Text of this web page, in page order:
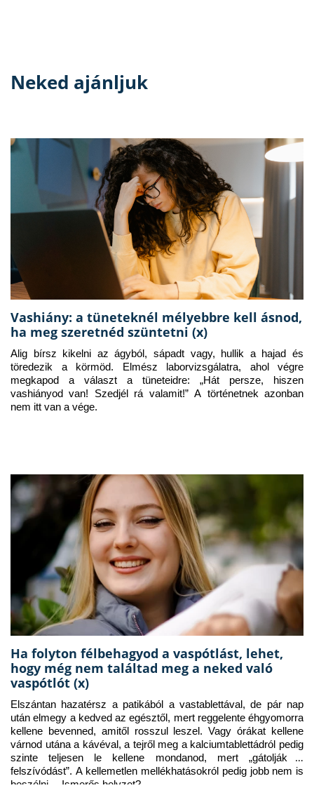
Neked ajánljuk
Vashiány: a tüneteknél mélyebbre kell ásnod,
ha meg szeretnéd szüntetni (x)
Alig bírsz kikelni az ágyból, sápadt vagy, hullik a hajad és
töredezik a körmöd. Elmész laborvizsgálatra, ahol végre
megkapod a választ a tüneteidre: „Hát persze, hiszen
vashiányod van! Szedjél rá valamit!” A történetnek azonban
nem itt van a vége.
Ha folyton félbehagyod a vaspótlást, lehet,
hogy még nem találtad meg a neked való
vaspótlót (x)
Elszántan hazatérsz a patikából a vastablettával, de pár nap
után elmegy a kedved az egésztől, mert reggelente éhgyomorra
kellene bevenned, amitől rosszul leszel. Vagy órákat kellene
várnod utána a kávéval, a tejről meg a kalciumtablettádról pedig
szinte teljesen le kellene mondanod, mert „gátolják a
felszívódást”. A kellemetlen mellékhatásokról pedig jobb nem is
beszélni… Ismerős helyzet?